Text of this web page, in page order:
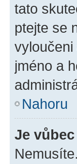
tato
ptejte se
jméno a
Nahoru
Je